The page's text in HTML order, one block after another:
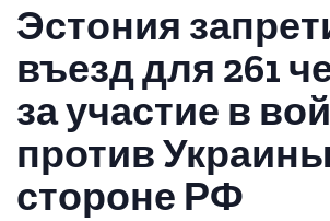
Эстония
въезд для 261
за участие в
против
стороне РФ